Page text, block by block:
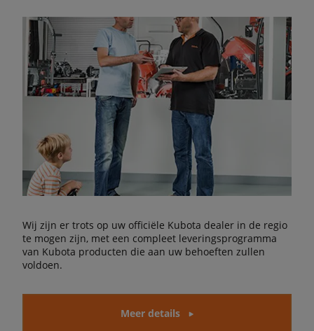
Wij zijn er trots op uw officiële Kubota dealer in de regio
te mogen zijn, met een compleet leveringsprogramma
van Kubota producten die aan uw behoeften zullen
voldoen.
Meer details